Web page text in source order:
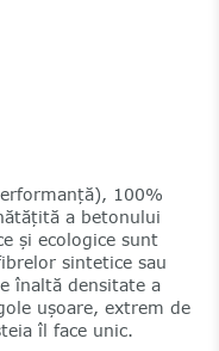
100%
a betonului
și ecologice sunt
sintetice sau
înaltă densitate a
ușoare, extrem de
îl face unic.